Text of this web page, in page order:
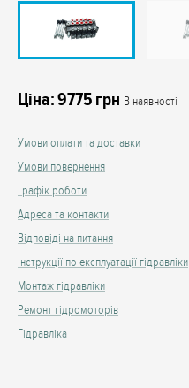
Ціна:9775 грн В наявності
Умови оплати та доставки
Умови повернення
Графік роботи
Адреса та контакти
Відповіді на питання
Інструкції по експлуатації гідравліки
Монтаж гідравліки
Ремонт гідромоторів
Гідравліка